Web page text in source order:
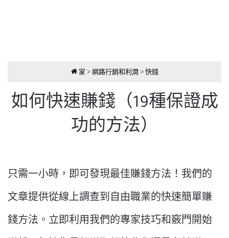
家 > 網路行銷和利潤 > 快錢
如何快速賺錢（19種保證成
功的方法）
只需一小時，即可發現最佳賺錢方法！我們的
文章提供從線上調查到自由職業的快速簡單賺
錢方法。立即利用我們的專家技巧和竅門開始